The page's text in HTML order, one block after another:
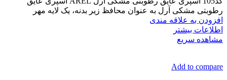
رطوبتی مشکی آرل به عنوان محافظ زیر بدنه، یک لایه مهر
افزودن به علاقه مندی
اطلاعات بیشتر
مشاهده سریع
Add to compare